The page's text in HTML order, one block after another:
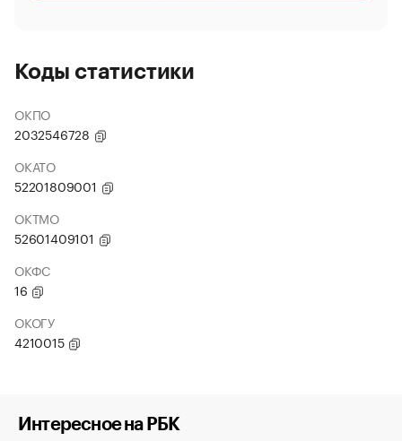
Коды статистики
ОКПО
2032546728
ОКАТО
52201809001
ОКТМО
52601409101
ОКФС
16
ОКОГУ
4210015
Интересное на РБК